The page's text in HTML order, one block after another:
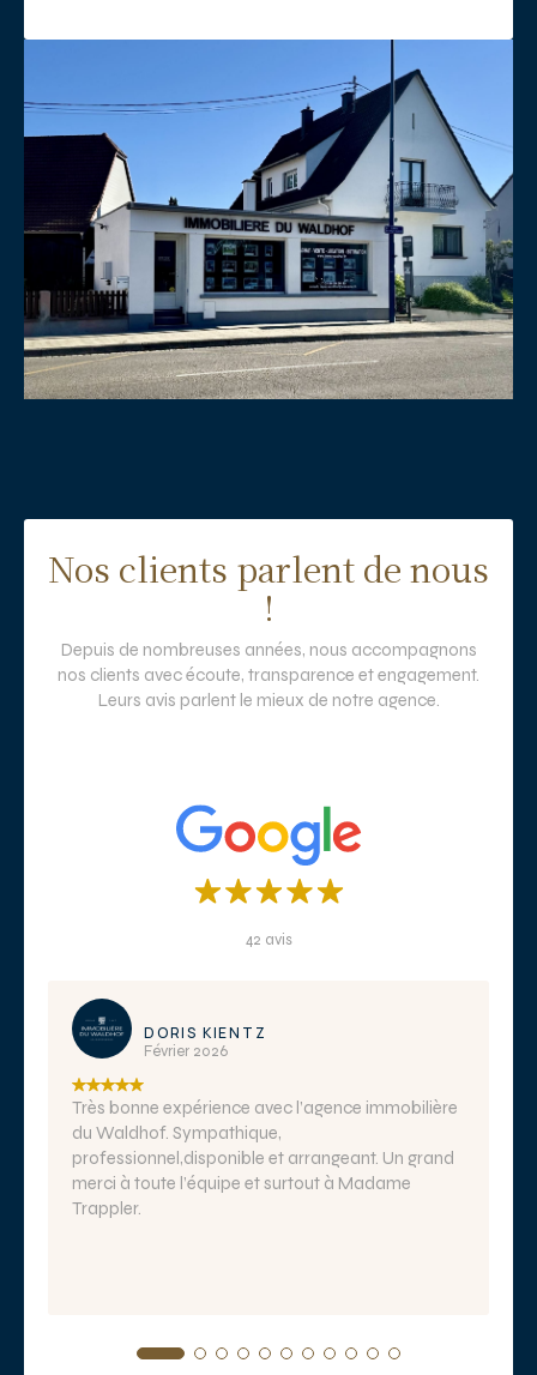
Nos clients parlent de nous
!
Depuis de nombreuses années, nous accompagnons
nos clients avec écoute, transparence et engagement.
Leurs avis parlent le mieux de notre agence.
42 avis
DORIS KIENTZ
Février 2026
Très bonne expérience avec l’agence immobilière
du Waldhof. Sympathique,
professionnel,disponible et arrangeant. Un grand
merci à toute l’équipe et surtout à Madame
Trappler.